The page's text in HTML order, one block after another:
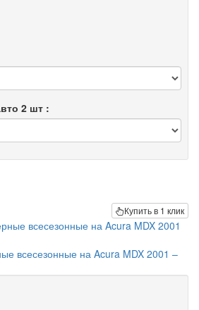
2 шт :
Купить в 1 клик
всесезонные на Acura MDX 2001 –